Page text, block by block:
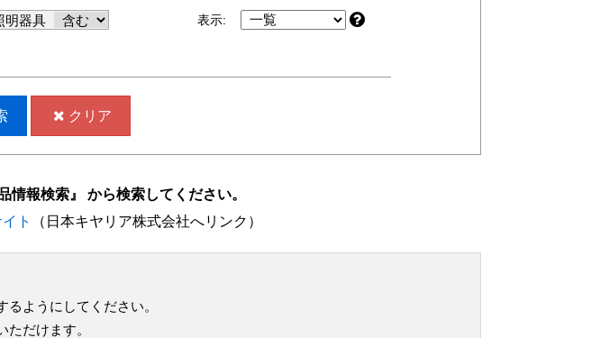
明器具
表示:
クリア
報検索』 から検索してください。
ト
（日本キヤリア株式会社へリンク）
ようにしてください。
だけます。